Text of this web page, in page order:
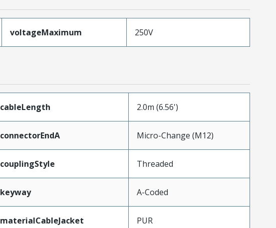
voltageMaximum 250V
cableLength 2.0m (6.56')
connectorEndA Micro-Change (M12)
couplingStyle Threaded
keyway A-Coded
materialCableJacket PUR